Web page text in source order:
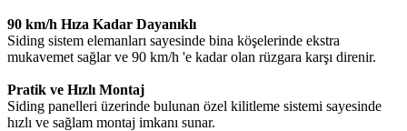
90 km/h Hıza Kadar Dayanıklı
Siding sistem elemanları sayesinde bina köşelerinde ekstra
mukavemet sağlar ve 90 km/h 'e kadar olan rüzgara karşı direnir.
Pratik ve Hızlı Montaj
Siding panelleri üzerinde bulunan özel kilitleme sistemi sayesinde
hızlı ve sağlam montaj imkanı sunar.